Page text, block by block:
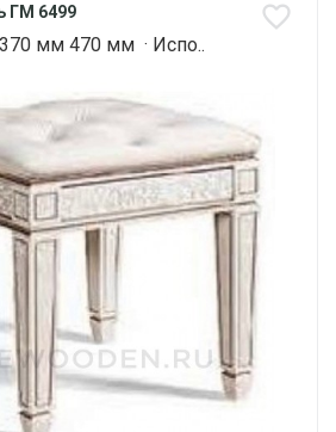
ГМ 6499
мм 470 мм · Испо..